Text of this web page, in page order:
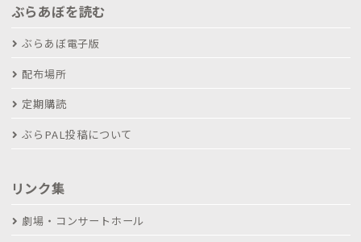
ぶらあぼを読む
ぶらあぼ電子版
配布場所
定期購読
ぶらPAL投稿について
リンク集
劇場・コンサートホール